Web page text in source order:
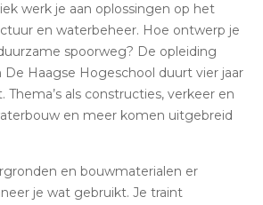
werk je aan oplossingen op het
en waterbeheer. Hoe ontwerp je
spoorweg? De opleiding
De Haagse Hogeschool duurt vier jaar
Thema’s als constructies, verkeer en
en meer komen uitgebreid
en bouwmaterialen er
je wat gebruikt. Je traint